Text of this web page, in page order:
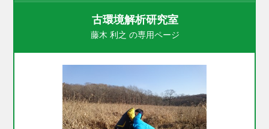
古環境解析研究室
藤木 利之 の専用ページ